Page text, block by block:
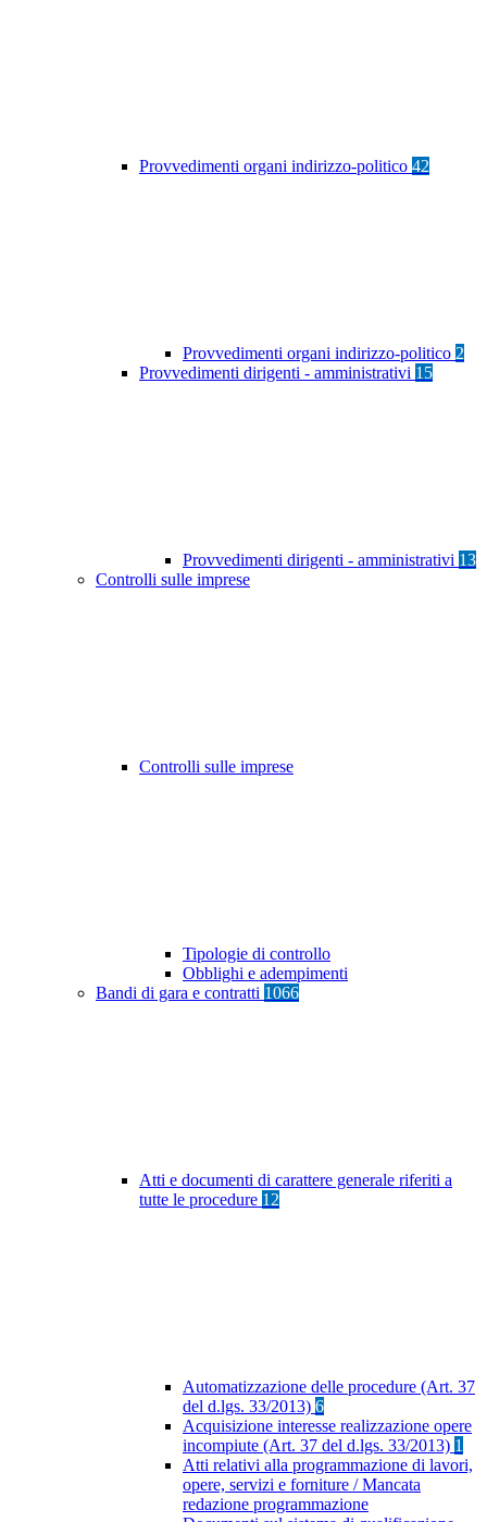
Provvedimenti organi indirizzo-politico 42
Provvedimenti organi indirizzo-politico 2
Provvedimenti dirigenti - amministrativi 15
Provvedimenti dirigenti - amministrativi 13
Controlli sulle imprese
Controlli sulle imprese
Tipologie di controllo
Obblighi e adempimenti
Bandi di gara e contratti 1066
Atti e documenti di carattere generale riferiti a
tutte le procedure 12
Automatizzazione delle procedure (Art. 37
del d.lgs. 33/2013) 6
Acquisizione interesse realizzazione opere
incompiute (Art. 37 del d.lgs. 33/2013) 1
Atti relativi alla programmazione di lavori,
opere, servizi e forniture / Mancata
redazione programmazione